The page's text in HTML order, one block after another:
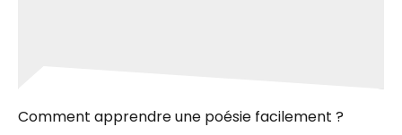
Comment apprendre une poésie facilement ?